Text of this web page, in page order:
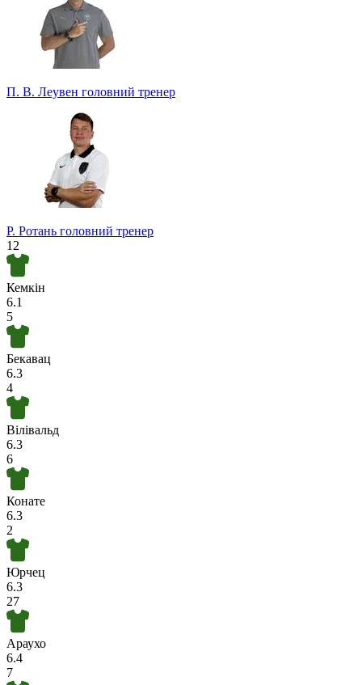
П. В. Леувен головний тренер
Р. Ротань головний тренер
12
Кемкін
6.1
5
Бекавац
6.3
4
Вілівальд
6.3
6
Конате
6.3
2
Юрчец
6.3
27
Араухо
6.4
7